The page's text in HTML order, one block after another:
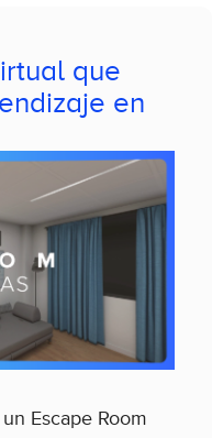
que
en
Escape Room